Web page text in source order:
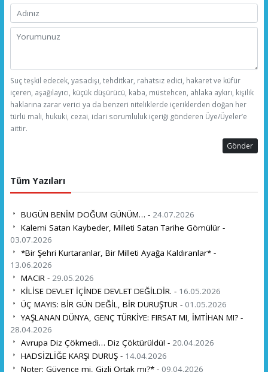
Suç teşkil edecek, yasadışı, tehditkar, rahatsız edici, hakaret ve küfür
içeren, aşağılayıcı, küçük düşürücü, kaba, müstehcen, ahlaka aykırı, kişilik
haklarına zarar verici ya da benzeri niteliklerde içeriklerden doğan her
türlü mali, hukuki, cezai, idari sorumluluk içeriği gönderen Üye/Üyeler’e
aittir.
Gönder
Tüm Yazıları
BUGÜN BENİM DOĞUM GÜNÜM… - 24.07.2026
Kalemi Satan Kaybeder, Milleti Satan Tarihe Gömülür -
03.07.2026
*Bir Şehri Kurtaranlar, Bir Milleti Ayağa Kaldıranlar* -
13.06.2026
MACIR - 29.05.2026
KİLİSE DEVLET İÇİNDE DEVLET DEĞİLDİR. - 16.05.2026
ÜÇ MAYIS: BİR GÜN DEĞİL, BİR DURUŞTUR - 01.05.2026
YAŞLANAN DÜNYA, GENÇ TÜRKİYE: FIRSAT MI, İMTİHAN MI? -
28.04.2026
Avrupa Diz Çökmedi… Diz Çöktürüldü! - 20.04.2026
HADSİZLİĞE KARŞI DURUŞ - 14.04.2026
Noter: Güvence mi, Gizli Ortak mı?* - 09.04.2026